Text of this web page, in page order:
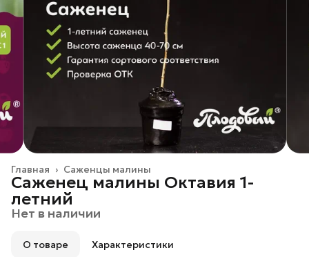
Саженцы малины
Главная ›
Саженец малины Октавия 1-
летний
Нет в наличии
О товаре Характеристики